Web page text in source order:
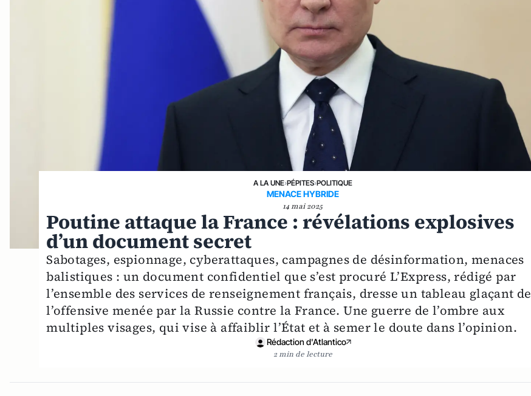
A LA UNE›PÉPITES›POLITIQUE
MENACE HYBRIDE
14 mai 2025
Poutine attaque la France : révélations explosives
d’un document secret
Sabotages, espionnage, cyberattaques, campagnes de désinformation, menaces
balistiques : un document confidentiel que s’est procuré L’Express, rédigé par
l’ensemble des services de renseignement français, dresse un tableau glaçant de
l’offensive menée par la Russie contre la France. Une guerre de l’ombre aux
multiples visages, qui vise à affaiblir l’État et à semer le doute dans l’opinion.
Rédaction d'Atlantico
2 min de lecture